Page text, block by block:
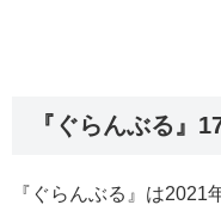
『ぐらんぶる』
『ぐらんぶる』は2021